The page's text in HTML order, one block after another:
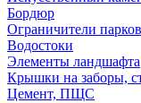
Бордюр
Ограничители
Водостоки
Элементы ландшафта
Крышки на заборы,
Цемент, ПЩС